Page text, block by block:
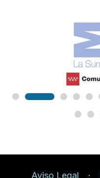
Aviso Legal